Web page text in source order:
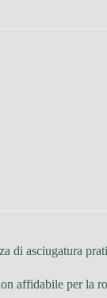
di asciugatura
affidabile per la